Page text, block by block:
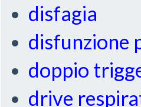
disfagia
disfunzione
doppio
drive